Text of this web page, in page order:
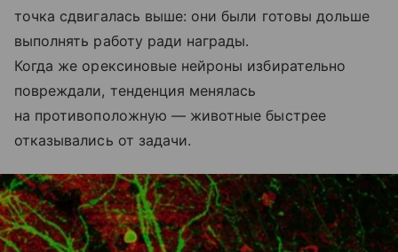
точка сдвигалась выше: они были готовы дольше
выполнять работу ради награды.
Когда же орексиновые нейроны избирательно
повреждали, тенденция менялась
на противоположную — животные быстрее
отказывались от задачи.